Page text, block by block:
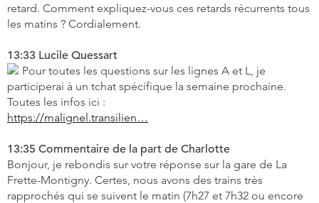
retard. Comment expliquez-vous ces retards récurrents tous
les matins ? Cordialement.
13:33 Lucile Quessart
Pour toutes les questions sur les lignes A et L, je
participerai à un tchat spécifique la semaine prochaine.
Toutes les infos ici :
https://malignel.transilien…
13:35 Commentaire de la part de Charlotte
Bonjour, je rebondis sur votre réponse sur la gare de La
Frette-Montigny. Certes, nous avons des trains très
rapprochés qui se suivent le matin (7h27 et 7h32 ou encore